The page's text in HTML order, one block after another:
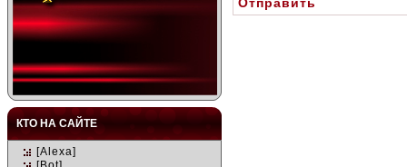
КТО НА САЙТЕ
[Alexa]